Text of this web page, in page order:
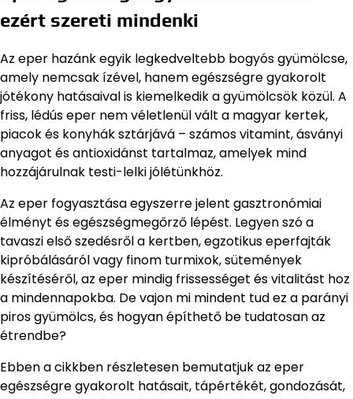
ezért szereti mindenki
Az eper hazánk egyik legkedveltebb bogyós gyümölcse,
amely nemcsak ízével, hanem egészségre gyakorolt
jótékony hatásaival is kiemelkedik a gyümölcsök közül. A
friss, lédús eper nem véletlenül vált a magyar kertek,
piacok és konyhák sztárjává – számos vitamint, ásványi
anyagot és antioxidánst tartalmaz, amelyek mind
hozzájárulnak testi-lelki jólétünkhöz.
Az eper fogyasztása egyszerre jelent gasztronómiai
élményt és egészségmegőrző lépést. Legyen szó a
tavaszi első szedésről a kertben, egzotikus eperfajták
kipróbálásáról vagy finom turmixok, sütemények
készítéséről, az eper mindig frissességet és vitalitást hoz
a mindennapokba. De vajon mi mindent tud ez a parányi
piros gyümölcs, és hogyan építhető be tudatosan az
étrendbe?
Ebben a cikkben részletesen bemutatjuk az eper
egészségre gyakorolt hatásait, tápértékét, gondozását,